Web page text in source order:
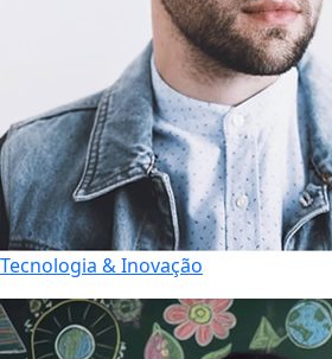
Tecnologia & Inovação